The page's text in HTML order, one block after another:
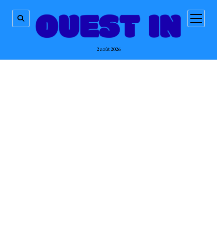
2 août 2026
ouvrir
menu